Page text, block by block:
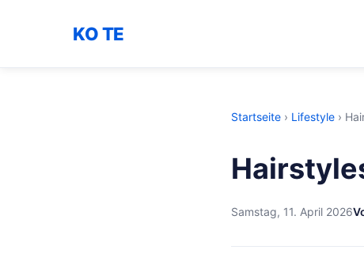
KO TE
Startseite › Lifestyle ›
Samstag, 11. April 2026